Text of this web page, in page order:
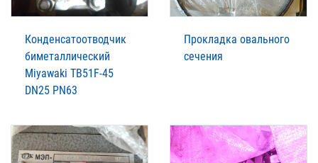
Конденсатоотводчик
биметаллический
Miyawaki TB51F-45
DN25 PN63
Прокладка овального
сечения